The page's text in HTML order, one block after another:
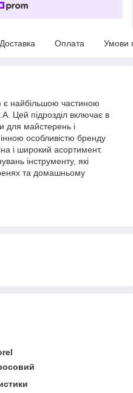
Доставка Оплата Умови
найбільшою частиною
Цей підрозділ включає в
для майстерень і
особливістю бренду
і широкий асортимент.
інструменту, які
та домашньому